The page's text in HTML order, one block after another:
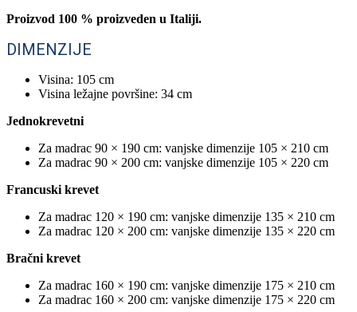
Proizvod 100 % proizveden u Italiji.
DIMENZIJE
Visina: 105 cm
Visina ležajne površine: 34 cm
Jednokrevetni
Za madrac 90 × 190 cm: vanjske dimenzije 105 × 210 cm
Za madrac 90 × 200 cm: vanjske dimenzije 105 × 220 cm
Francuski krevet
Za madrac 120 × 190 cm: vanjske dimenzije 135 × 210 cm
Za madrac 120 × 200 cm: vanjske dimenzije 135 × 220 cm
Bračni krevet
Za madrac 160 × 190 cm: vanjske dimenzije 175 × 210 cm
Za madrac 160 × 200 cm: vanjske dimenzije 175 × 220 cm